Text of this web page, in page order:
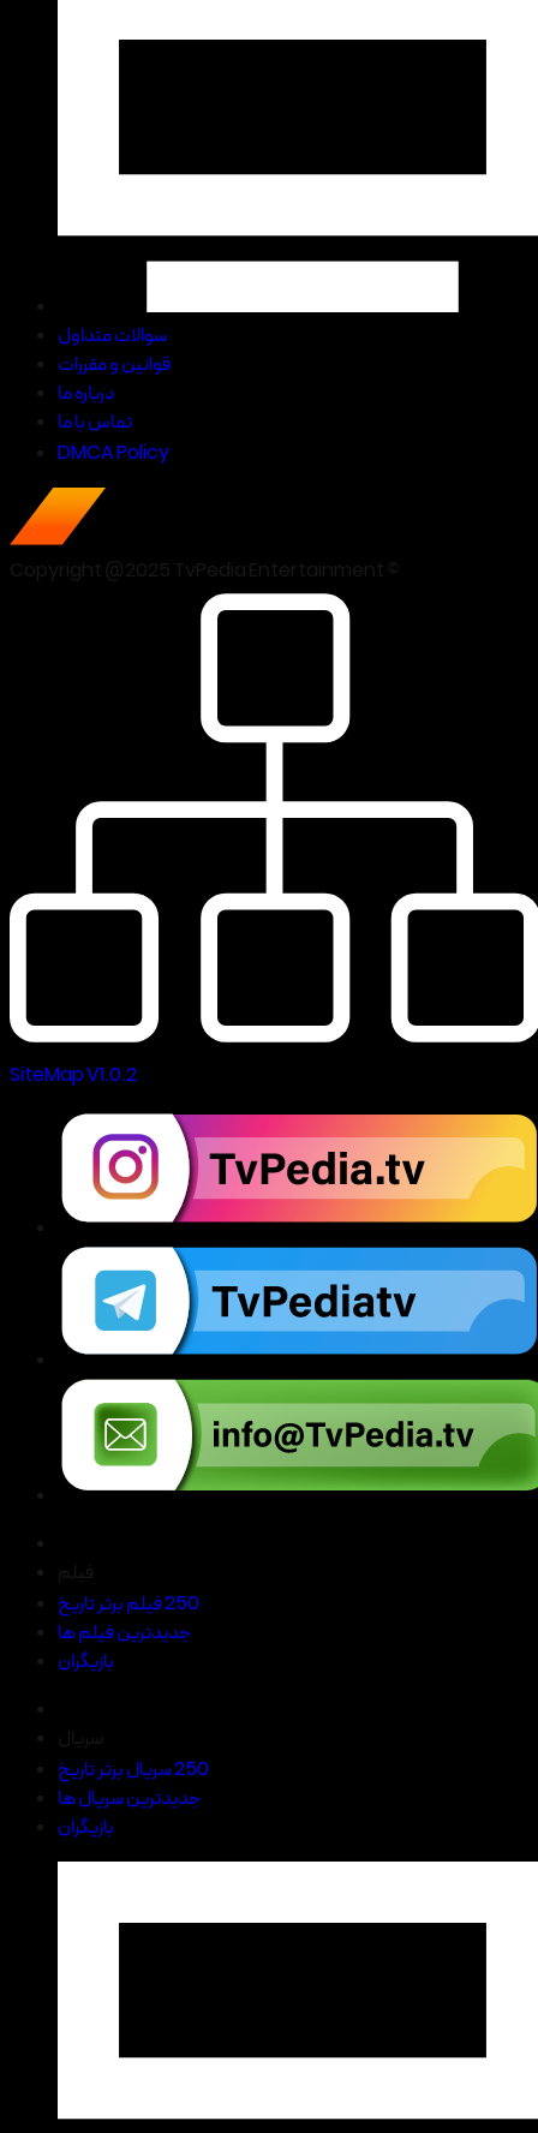
سوالات متداول
قوانین و مقررات
درباره ما
تماس با ما
DMCA Policy
SiteMap V1.0.2
250 فیلم برتر تاریخ
جدیدترین فیلم ها
بازیگران
250 سریال برتر تاریخ
جدیدترین سریال ها
بازیگران